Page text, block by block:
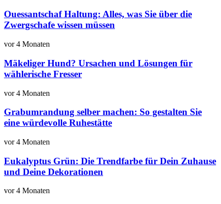
Ouessantschaf Haltung: Alles, was Sie über die
Zwergschafe wissen müssen
vor 4 Monaten
Mäkeliger Hund? Ursachen und Lösungen für
wählerische Fresser
vor 4 Monaten
Grabumrandung selber machen: So gestalten Sie
eine würdevolle Ruhestätte
vor 4 Monaten
Eukalyptus Grün: Die Trendfarbe für Dein Zuhause
und Deine Dekorationen
vor 4 Monaten